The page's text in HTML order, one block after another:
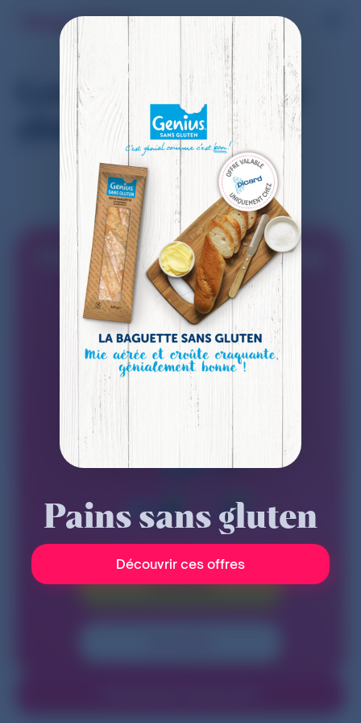
Genius Pains sans
gluten
Commencez à faire des
économies avec
Shopmium
Connexion
Pains sans gluten
Découvrir ces offres